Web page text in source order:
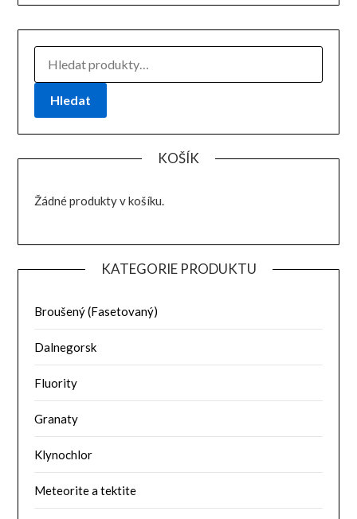
Hledat
KOŠÍK
Žádné produkty v košíku.
KATEGORIE PRODUKTU
Broušený (Fasetovaný)
Dalnegorsk
Fluority
Granaty
Klynochlor
Meteorite a tektite